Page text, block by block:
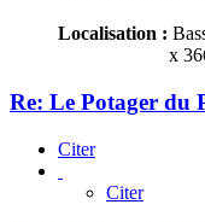
Localisation :
x
Re: Le Potager du
Citer
Citer